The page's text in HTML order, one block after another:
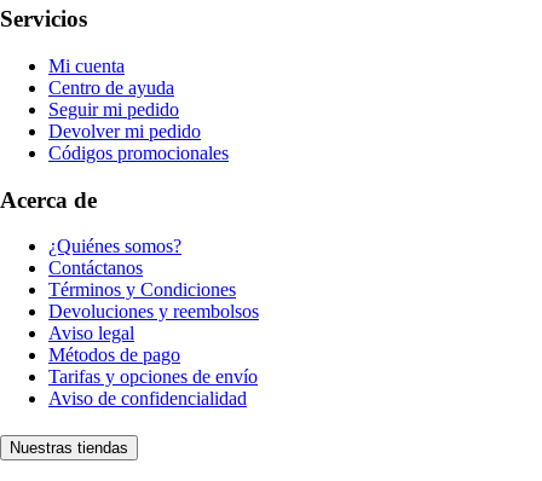
Servicios
Mi cuenta
Centro de ayuda
Seguir mi pedido
Devolver mi pedido
Códigos promocionales
Acerca de
¿Quiénes somos?
Contáctanos
Términos y Condiciones
Devoluciones y reembolsos
Aviso legal
Métodos de pago
Tarifas y opciones de envío
Aviso de confidencialidad
Nuestras tiendas